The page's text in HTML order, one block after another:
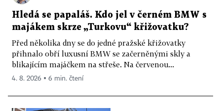
Hledá se papaláš. Kdo jel v černém BMW s
majákem skrze „Turkovu“ křižovatku?
Před několika dny se do jedné pražské křižovatky
přihnalo obří luxusní BMW se začerněnými skly a
blikajícím majáčkem na střeše. Na červenou...
4. 8. 2026 ▪ 6 min. čtení